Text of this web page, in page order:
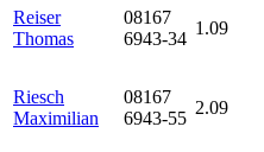
Reiser
Thomas
08167
6943-34
1.09
Riesch
Maximilian
08167
6943-55
2.09